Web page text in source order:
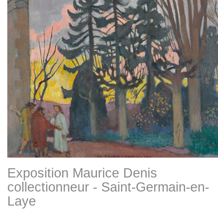
Exposition Maurice Denis
collectionneur - Saint-Germain-en-
Laye